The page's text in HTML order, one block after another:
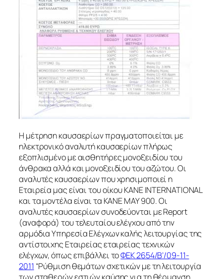
Η μέτρηση καυσαερίων πραγματοποιείται με
ηλεκτρονικό αναλυτή καυσαερίων πλήρως
εξοπλισμένο με αισθητήρες μονοξειδίου του
άνθρακα αλλά και μονοξειδίου του αζώτου. Οι
αναλυτές καυσαερίων που χρησιμοποιεί η
Εταιρεία μας είναι του οίκου KANE INTERNATIONAL
και τα μοντέλα είναι τα KANE MAY 900. Οι
αναλυτές καυσαερίων συνοδεύονται με Report
(αναφορά) του τελευταίου ελέγχου από την
αρμόδια Υπηρεσία Ελέγχων καλής λειτουργίας της
αντίστοιχης Εταιρείας εταιρείας τεχνικών
ελέγχων, όπως επιβάλλει τοΦΕΚ 2654/Β’/09-11-
2011 “Ρύθμιση θεμάτων σχετικών με τη λειτουργία